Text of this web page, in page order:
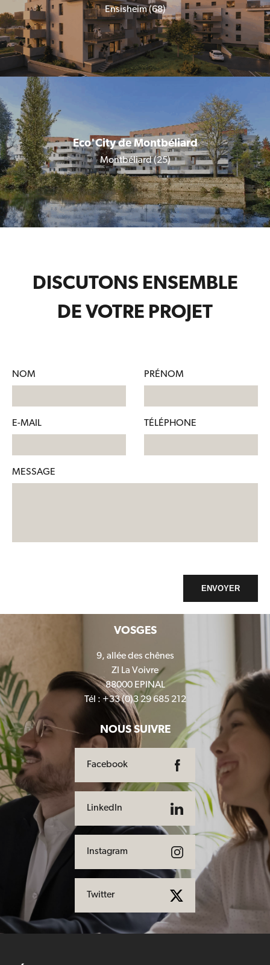
Ensisheim (68)
Eco'City de Montbéliard
Montbéliard (25)
DISCUTONS ENSEMBLE
DE VOTRE PROJET
NOM PRÉNOM
E-MAIL TÉLÉPHONE
MESSAGE
ENVOYER
VOSGES
9, allée des chênes
ZI La Voivre
88000 EPINAL
Tél : +33 (0)3 29 685 212
NOUS SUIVRE
Facebook
LinkedIn
Instagram
Twitter